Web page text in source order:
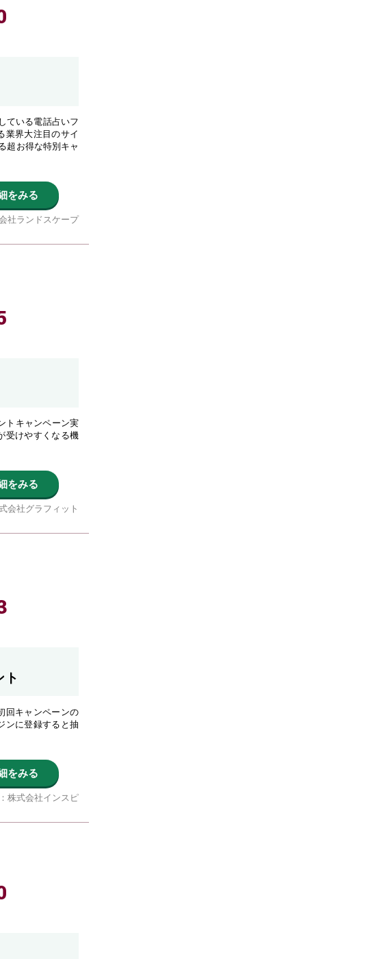
ている電話占いフ
業界大注目のサイ
超お得な特別キャ
をみる
社ランドスケープ
トキャンペーン実
受けやすくなる機
をみる
会社グラフィット
回キャンペーンの
ンに登録すると抽
をみる
株式会社インスピ